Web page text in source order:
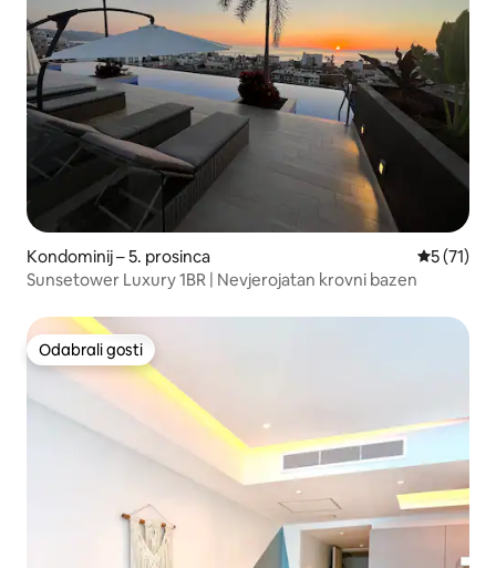
Kondominij – 5. prosinca Prosječna
5 (71)
Sunsetower Luxury 1BR | Nevjerojatan krovni bazen
Odabrali gosti
Odabrali gosti